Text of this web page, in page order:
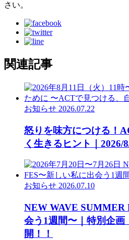
さい。
関連記事
お知らせ 2026.07.22
怒りを味方につける！
く生きるヒント｜2026/
お知らせ 2026.07.10
NEW WAVE SUMMER
会う1週間〜｜特別企画
開！！